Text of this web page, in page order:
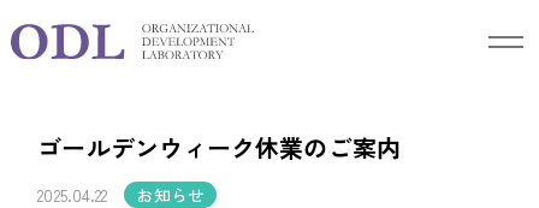
Blog ブログ
ゴールデンウィーク休業のご案内
2025.04.22 お知らせ